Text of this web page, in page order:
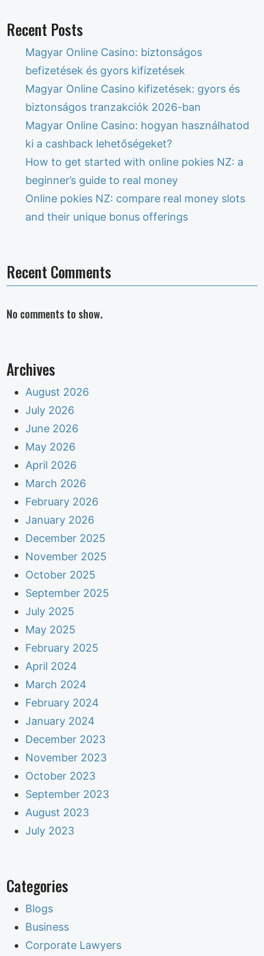
Recent Posts
Magyar Online Casino: biztonságos
befizetések és gyors kifizetések
Magyar Online Casino kifizetések: gyors és
biztonságos tranzakciók 2026-ban
Magyar Online Casino: hogyan használhatod
ki a cashback lehetőségeket?
How to get started with online pokies NZ: a
beginner’s guide to real money
Online pokies NZ: compare real money slots
and their unique bonus offerings
Recent Comments
No comments to show.
Archives
August 2026
July 2026
June 2026
May 2026
April 2026
March 2026
February 2026
January 2026
December 2025
November 2025
October 2025
September 2025
July 2025
May 2025
February 2025
April 2024
March 2024
February 2024
January 2024
December 2023
November 2023
October 2023
September 2023
August 2023
July 2023
Categories
Blogs
Business
Corporate Lawyers